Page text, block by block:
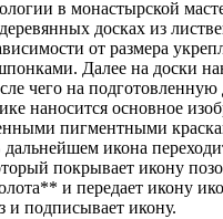
в монастырской
досках из
от размера
Далее на доски
чего на подготовленную
наносится основное
пигментными
икона
покрывает икону
и передает икону
и подписывает икону.